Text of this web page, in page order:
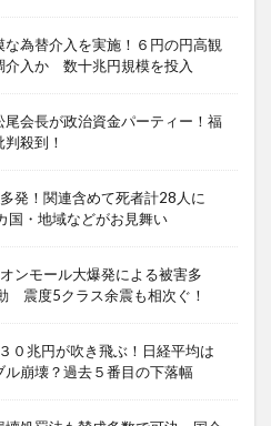
な為替介入を実施！６円の円高観
介入か 数十兆円規模を投入
会長が政治資金パーティー！福
殺到！
発！関連含めて死者計28人に
国・地域などがお見舞い
ンモール大爆発による被害多
震度5クラス余震も相次ぐ！
０兆円が吹き飛ぶ！日経平均は
崩壊？過去５番目の下落幅